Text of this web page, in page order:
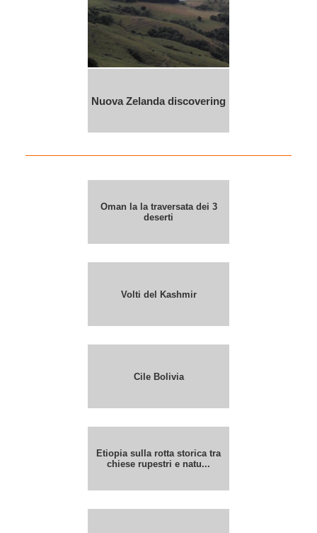
Nuova Zelanda discovering
Oman la la traversata dei 3
deserti
Volti del Kashmir
Cile Bolivia
Etiopia sulla rotta storica tra
chiese rupestri e natu...